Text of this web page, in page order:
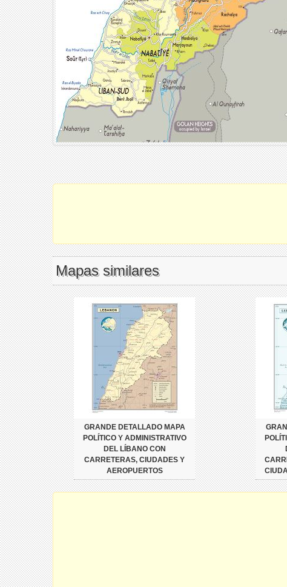
Mapas similares
GRANDE DETALLADO MAPA
POLÍTICO Y ADMINISTRATIVO
DEL LÍBANO CON
CARRETERAS, CIUDADES Y
AEROPUERTOS